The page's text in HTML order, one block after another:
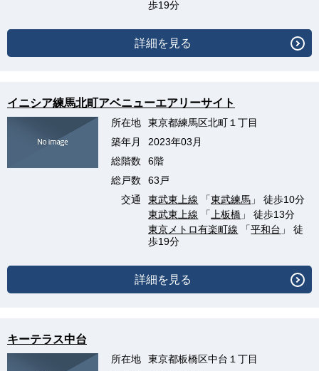
歩19分
詳細を見る
イニシア練馬北町アベニューエアリーサイト
所在地
東京都練馬区北町１丁目
築年月
2023年03月
総階数
6階
総戸数
63戸
交通
東武東上線 「東武練馬 」 徒歩10分
東武東上線 「 上板橋 」 徒歩13分
東京メトロ有楽町線 「平和台 」 徒
歩19分
詳細を見る
キーテラス中台
所在地
東京都板橋区中台１丁目